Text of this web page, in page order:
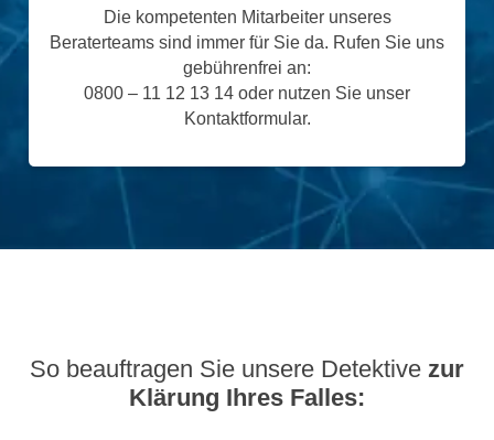
Die kompetenten Mitarbeiter unseres
Beraterteams sind immer für Sie da. Rufen Sie uns
gebührenfrei an:
0800 – 11 12 13 14 oder nutzen Sie unser
Kontaktformular.
So beauftragen Sie unsere Detektive zur
Klärung Ihres Falles: